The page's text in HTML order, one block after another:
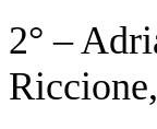
2° –